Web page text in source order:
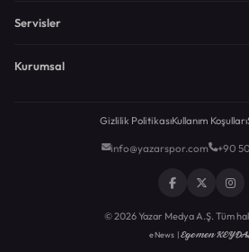
Servisler
Kurumsal
Gizlilik PolitikasıKullanım Koşulları
info@yazarspor.com +90
© 2026 Yazar Medya A.Ş. Tüm
eNews |Egemen